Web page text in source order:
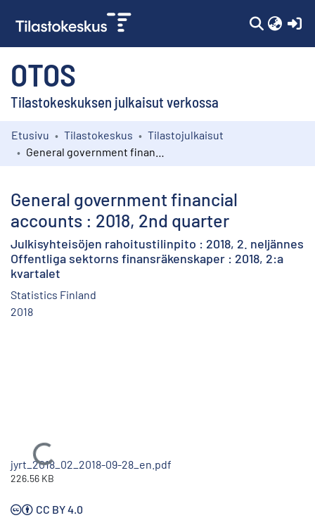
OTOS
Tilastokeskuksen julkaisut verkossa
Kokoelmat
Etusivu Tilastokeskus
Tilastojulkaisut
General government financial
accounts : 2018, 2nd quarter
Julkisyhteisöjen rahoitustilinpito : 2018, 2. neljännes
Offentliga sektorns finansräkenskaper : 2018, 2:a
kvartalet
Statistics Finland
2018
Ladataan...
jyrt_2018_02_2018-09-28_en.pdf
226.56 KB
CC BY 4.0